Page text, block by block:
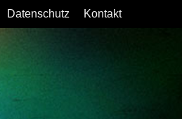
Datenschutz Kontakt